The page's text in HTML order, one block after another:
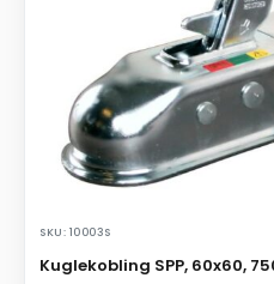
SKU: 10003S
Kuglekobling SPP, 60x60,